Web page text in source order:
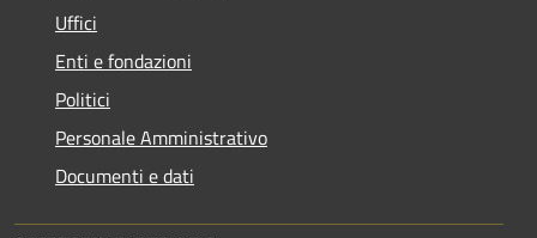
Uffici
Enti e fondazioni
Politici
Personale Amministrativo
Documenti e dati